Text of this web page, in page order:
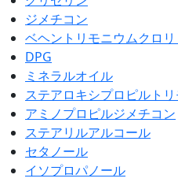
ジメチコン
ベヘントリモニウムクロリ
DPG
ミネラルオイル
ステアロキシプロピルト
アミノプロピルジメチコン
ステアリルアルコール
セタノール
イソプロパノール